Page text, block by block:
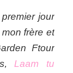
jour
frère et
Ftour
Laam tu